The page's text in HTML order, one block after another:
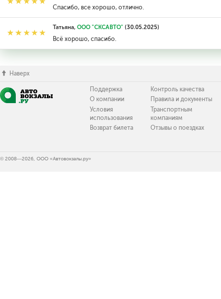
Спасибо, все хорошо, отлично.
Татьяна, ООО "СКСАВТО" (30.05.2025)
Всё хорошо, спасибо.
Наверх
Поддержка
О компании
Условия
использования
Возврат билета
Контроль качества
Правила и документы
Транспортным
компаниям
Отзывы о поездках
© 2008—2026, ООО «Автовокзалы.ру»